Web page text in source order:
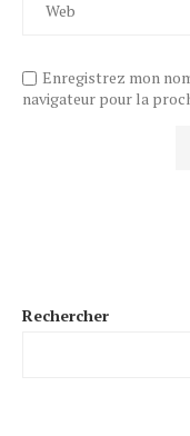
Enregistrez mon
navigateur pour la
Rechercher